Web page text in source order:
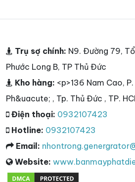
Trụ sợ chính: N9. Đường 79, Tổ
Phước Long B, TP Thủ Đức
Kho hàng: <p>136 Nam Cao,
Ph&uacute; , Tp. Thủ Đức , TP.
Điện thoại: 0932107423
Hotline: 0932107423
Email:
Website: